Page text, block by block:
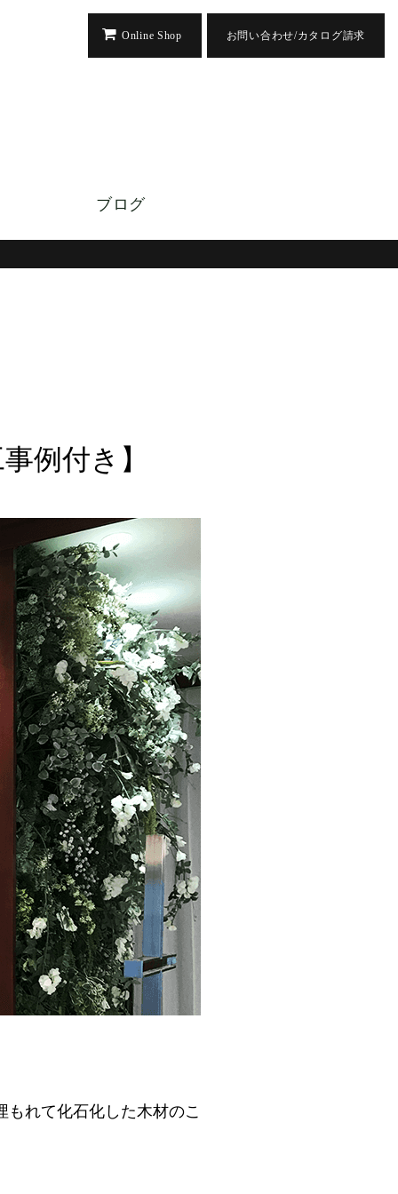
Online Shop お問い合わせ/カタログ請求
ブログ
例付き】
れて化石化した木材のこ